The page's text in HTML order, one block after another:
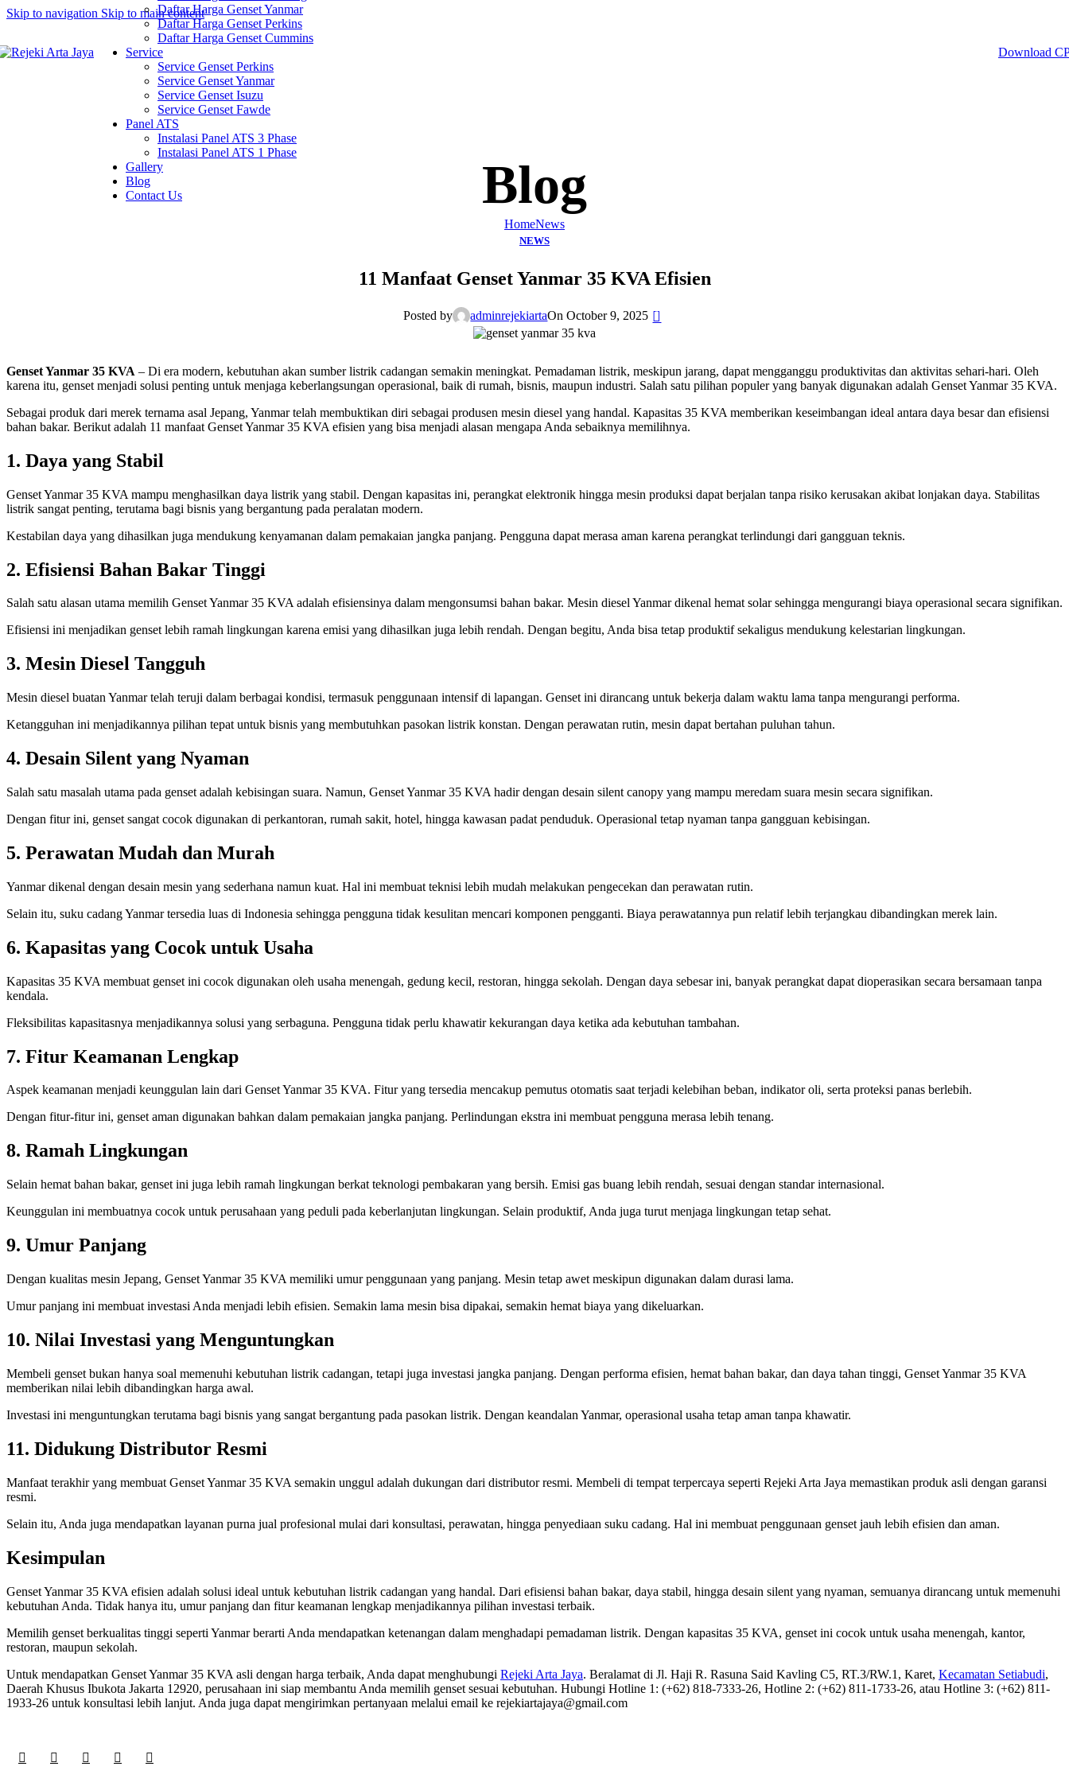
Skip to navigation Skip to main contentDaftar Harga Genset Yanmar
Daftar Harga Genset Perkins
Daftar Harga Genset Cummins
Service
Service Genset Perkins
Service Genset Yanmar
Service Genset Isuzu
Service Genset Fawde
Panel ATS
Instalasi Panel ATS 3 Phase
Instalasi Panel ATS 1 Phase
Gallery
Blog
Contact Us
Download
Blog
HomeNews
NEWS
11 Manfaat Genset Yanmar 35 KVA Efisien
Posted by adminrejekiartaOn October 9, 2025 0
Genset Yanmar 35 KVA – Di era modern, kebutuhan akan sumber listrik cadangan semakin meningkat. Pemadaman listrik, meskipun jarang, dapat mengganggu produktivitas dan aktivitas sehari-hari. Oleh
karena itu, genset menjadi solusi penting untuk menjaga keberlangsungan operasional, baik di rumah, bisnis, maupun industri. Salah satu pilihan populer yang banyak digunakan adalah Genset Yanmar 35 KVA.
Sebagai produk dari merek ternama asal Jepang, Yanmar telah membuktikan diri sebagai produsen mesin diesel yang handal. Kapasitas 35 KVA memberikan keseimbangan ideal antara daya besar dan efisiensi
bahan bakar. Berikut adalah 11 manfaat Genset Yanmar 35 KVA efisien yang bisa menjadi alasan mengapa Anda sebaiknya memilihnya.
1. Daya yang Stabil
Genset Yanmar 35 KVA mampu menghasilkan daya listrik yang stabil. Dengan kapasitas ini, perangkat elektronik hingga mesin produksi dapat berjalan tanpa risiko kerusakan akibat lonjakan daya. Stabilitas
listrik sangat penting, terutama bagi bisnis yang bergantung pada peralatan modern.
Kestabilan daya yang dihasilkan juga mendukung kenyamanan dalam pemakaian jangka panjang. Pengguna dapat merasa aman karena perangkat terlindungi dari gangguan teknis.
2. Efisiensi Bahan Bakar Tinggi
Salah satu alasan utama memilih Genset Yanmar 35 KVA adalah efisiensinya dalam mengonsumsi bahan bakar. Mesin diesel Yanmar dikenal hemat solar sehingga mengurangi biaya operasional secara signifikan.
Efisiensi ini menjadikan genset lebih ramah lingkungan karena emisi yang dihasilkan juga lebih rendah. Dengan begitu, Anda bisa tetap produktif sekaligus mendukung kelestarian lingkungan.
3. Mesin Diesel Tangguh
Mesin diesel buatan Yanmar telah teruji dalam berbagai kondisi, termasuk penggunaan intensif di lapangan. Genset ini dirancang untuk bekerja dalam waktu lama tanpa mengurangi performa.
Ketangguhan ini menjadikannya pilihan tepat untuk bisnis yang membutuhkan pasokan listrik konstan. Dengan perawatan rutin, mesin dapat bertahan puluhan tahun.
4. Desain Silent yang Nyaman
Salah satu masalah utama pada genset adalah kebisingan suara. Namun, Genset Yanmar 35 KVA hadir dengan desain silent canopy yang mampu meredam suara mesin secara signifikan.
Dengan fitur ini, genset sangat cocok digunakan di perkantoran, rumah sakit, hotel, hingga kawasan padat penduduk. Operasional tetap nyaman tanpa gangguan kebisingan.
5. Perawatan Mudah dan Murah
Yanmar dikenal dengan desain mesin yang sederhana namun kuat. Hal ini membuat teknisi lebih mudah melakukan pengecekan dan perawatan rutin.
Selain itu, suku cadang Yanmar tersedia luas di Indonesia sehingga pengguna tidak kesulitan mencari komponen pengganti. Biaya perawatannya pun relatif lebih terjangkau dibandingkan merek lain.
6. Kapasitas yang Cocok untuk Usaha
Kapasitas 35 KVA membuat genset ini cocok digunakan oleh usaha menengah, gedung kecil, restoran, hingga sekolah. Dengan daya sebesar ini, banyak perangkat dapat dioperasikan secara bersamaan tanpa
kendala.
Fleksibilitas kapasitasnya menjadikannya solusi yang serbaguna. Pengguna tidak perlu khawatir kekurangan daya ketika ada kebutuhan tambahan.
7. Fitur Keamanan Lengkap
Aspek keamanan menjadi keunggulan lain dari Genset Yanmar 35 KVA. Fitur yang tersedia mencakup pemutus otomatis saat terjadi kelebihan beban, indikator oli, serta proteksi panas berlebih.
Dengan fitur-fitur ini, genset aman digunakan bahkan dalam pemakaian jangka panjang. Perlindungan ekstra ini membuat pengguna merasa lebih tenang.
8. Ramah Lingkungan
Selain hemat bahan bakar, genset ini juga lebih ramah lingkungan berkat teknologi pembakaran yang bersih. Emisi gas buang lebih rendah, sesuai dengan standar internasional.
Keunggulan ini membuatnya cocok untuk perusahaan yang peduli pada keberlanjutan lingkungan. Selain produktif, Anda juga turut menjaga lingkungan tetap sehat.
9. Umur Panjang
Dengan kualitas mesin Jepang, Genset Yanmar 35 KVA memiliki umur penggunaan yang panjang. Mesin tetap awet meskipun digunakan dalam durasi lama.
Umur panjang ini membuat investasi Anda menjadi lebih efisien. Semakin lama mesin bisa dipakai, semakin hemat biaya yang dikeluarkan.
10. Nilai Investasi yang Menguntungkan
Membeli genset bukan hanya soal memenuhi kebutuhan listrik cadangan, tetapi juga investasi jangka panjang. Dengan performa efisien, hemat bahan bakar, dan daya tahan tinggi, Genset Yanmar 35 KVA
memberikan nilai lebih dibandingkan harga awal.
Investasi ini menguntungkan terutama bagi bisnis yang sangat bergantung pada pasokan listrik. Dengan keandalan Yanmar, operasional usaha tetap aman tanpa khawatir.
11. Didukung Distributor Resmi
Manfaat terakhir yang membuat Genset Yanmar 35 KVA semakin unggul adalah dukungan dari distributor resmi. Membeli di tempat terpercaya seperti Rejeki Arta Jaya memastikan produk asli dengan garansi
resmi.
Selain itu, Anda juga mendapatkan layanan purna jual profesional mulai dari konsultasi, perawatan, hingga penyediaan suku cadang. Hal ini membuat penggunaan genset jauh lebih efisien dan aman.
Kesimpulan
Genset Yanmar 35 KVA efisien adalah solusi ideal untuk kebutuhan listrik cadangan yang handal. Dari efisiensi bahan bakar, daya stabil, hingga desain silent yang nyaman, semuanya dirancang untuk memenuhi
kebutuhan Anda. Tidak hanya itu, umur panjang dan fitur keamanan lengkap menjadikannya pilihan investasi terbaik.
Memilih genset berkualitas tinggi seperti Yanmar berarti Anda mendapatkan ketenangan dalam menghadapi pemadaman listrik. Dengan kapasitas 35 KVA, genset ini cocok untuk usaha menengah, kantor,
restoran, maupun sekolah.
Untuk mendapatkan Genset Yanmar 35 KVA asli dengan harga terbaik, Anda dapat menghubungi Rejeki Arta Jaya. Beralamat di Jl. Haji R. Rasuna Said Kavling C5, RT.3/RW.1, Karet, Kecamatan Setiabudi,
Daerah Khusus Ibukota Jakarta 12920, perusahaan ini siap membantu Anda memilih genset sesuai kebutuhan. Hubungi Hotline 1: (+62) 818-7333-26, Hotline 2: (+62) 811-1733-26, atau Hotline 3: (+62) 811-
1933-26 untuk konsultasi lebih lanjut. Anda juga dapat mengirimkan pertanyaan melalui email ke rejekiartajaya@gmail.com